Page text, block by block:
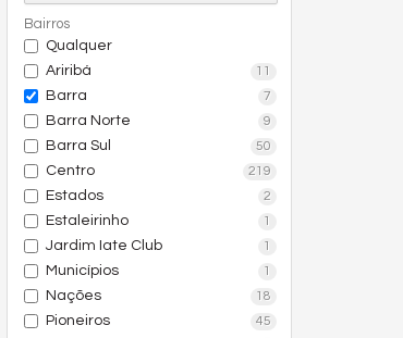
Bairros
Qualquer
Ariribá
11
Barra 7
Barra Norte 9
Barra Sul 50
Centro 219
Estados 2
Estaleirinho 1
Jardim Iate Club 1
Municípios 1
Nações 18
Pioneiros 45